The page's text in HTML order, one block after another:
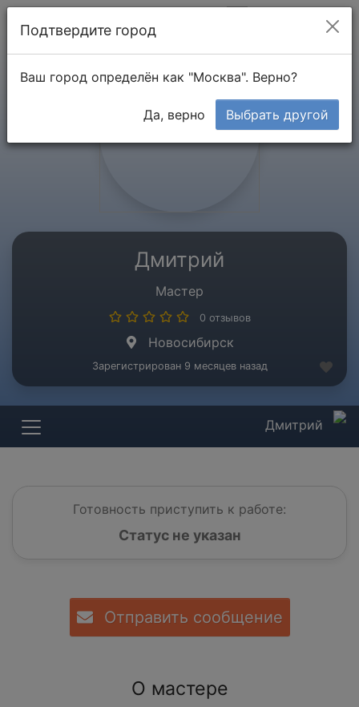
Дмитрий
Мастер
0 отзывов
Новосибирск
Зарегистрирован 9 месяцев назад
Дмитрий
Готовность приступить к работе:
Статус не указан
Отправить сообщение
О мастере
Подтвердите город
Ваш город определён как "Москва". Верно?
Да, верно Выбрать другой